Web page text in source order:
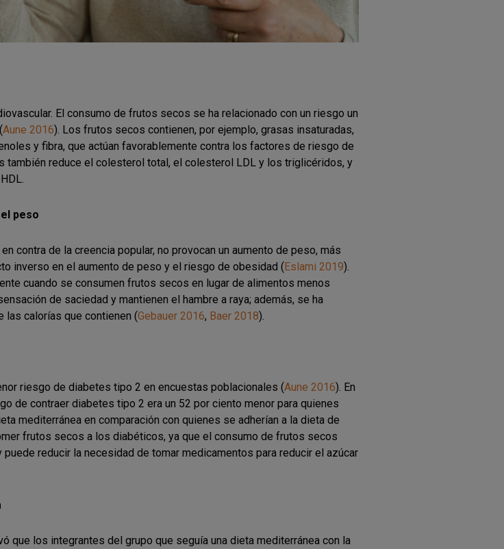
El consumo de frutos secos se ha relacionado con un riesgo un
Aune 2016). Los frutos secos contienen, por ejemplo, grasas insaturadas,
y fibra, que actúan favorablemente contra los factores de riesgo de
también reduce el colesterol total, el colesterol LDL y los triglicéridos, y
peso
contra de la creencia popular, no provocan un aumento de peso, más
inverso en el aumento de peso y el riesgo de obesidad (Eslami 2019).
cuando se consumen frutos secos en lugar de alimentos menos
de saciedad y mantienen el hambre a raya; además, se ha
las calorías que contienen (Gebauer 2016, Baer 2018).
riesgo de diabetes tipo 2 en encuestas poblacionales (Aune 2016). En
de contraer diabetes tipo 2 era un 52 por ciento menor para quienes
mediterránea en comparación con quienes se adherían a la dieta de
frutos secos a los diabéticos, ya que el consumo de frutos secos
reducir la necesidad de tomar medicamentos para reducir el azúcar
que los integrantes del grupo que seguía una dieta mediterránea con la